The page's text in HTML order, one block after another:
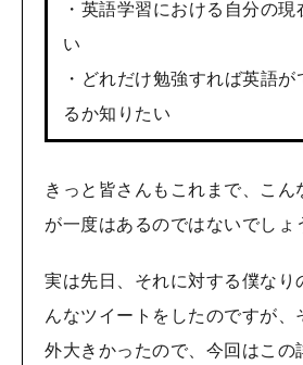
・英語学習における自分の現
い
・どれだけ勉強すれば英語
るか知りたい
きっと皆さんもこれまで、こん
が一度はあるのではないでしょ
実は先日、それに対する僕なり
んなツイートをしたのですが、
外大きかったので、今回はこの